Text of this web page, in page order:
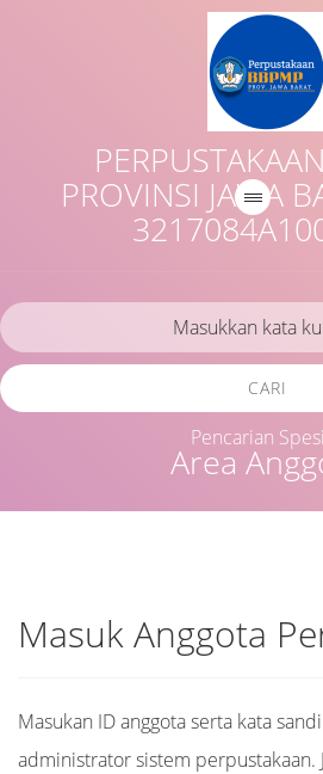
PROVINSI JAWA
Area
CARI
Pencarian
Masuk Anggota
Masukan ID anggota serta kata
administrator sistem perpustakaan.